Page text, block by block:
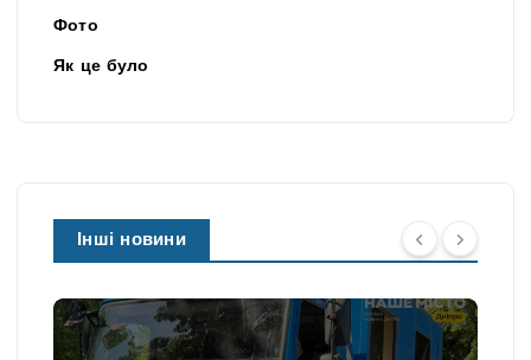
Фото
Як це було
Інші новини